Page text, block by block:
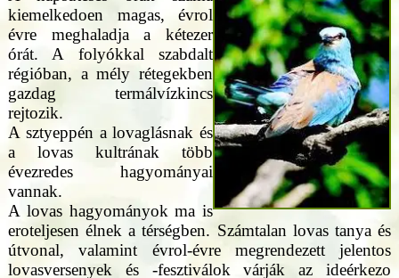
kiemelkedoen magas, évrol
évre meghaladja a kétezer
órát. A folyókkal szabdalt
régióban, a mély rétegekben
gazdag termálvízkincs
rejtozik.
A sztyeppén a lovaglásnak és
a lovas kultrának több
évezredes hagyományai
vannak.
A lovas hagyományok ma is
eroteljesen élnek a térségben. Számtalan lovas tanya és
útvonal, valamint évrol-évre megrendezett jelentos
lovasversenyek és -fesztiválok várják az ideérkezo